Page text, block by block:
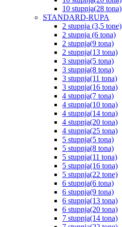
10 stupnja(28 tona)
STANDARD-RUPA
2 stupnja (3,5 tone)
2 stupnja (6 tona)
2 stupnja(9 tona)
2 stupnja(13 tona)
3 stupnja(5 tona)
3 stupnja(8 tona)
3 stupnja(11 tona)
3 stupnja(16 tona)
4 stupnja(7 tona)
4 stupnja(10 tona)
4 stupnja(14 tona)
4 stupnja(20 tona)
4 stupnja(25 tona)
5 stupnja(5 tona)
5 stupnja(8 tona)
5 stupnja(11 tona)
5 stupnja(16 tona)
5 stupnja(22 tone)
6 stupnja(6 tona)
6 stupnja(9 tona)
6 stupnja(13 tona)
6 stupnja(20 tona)
7 stupnja(14 tona)